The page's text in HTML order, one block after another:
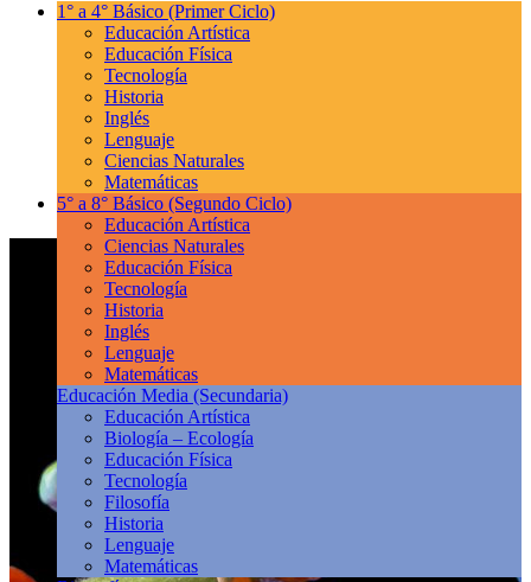
1° a 4° Básico (Primer Ciclo)
Educación Artística
Educación Física
Tecnología
Historia
Inglés
Lenguaje
Ciencias Naturales
Matemáticas
5° a 8° Básico (Segundo Ciclo)
Educación Artística
Ciencias Naturales
Educación Física
Tecnología
Historia
Inglés
Lenguaje
Matemáticas
Educación Media (Secundaria)
Educación Artística
Biología – Ecología
Educación Física
Tecnología
Filosofía
Historia
Lenguaje
Matemáticas